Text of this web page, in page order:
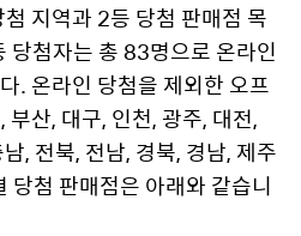
지역과 2등 당첨 판매점 목
첨자는 총 83명으로 온라인
. 온라인 당첨을 제외한 오프
산, 대구, 인천, 광주, 대전,
, 전북, 전남, 경북, 경남, 제주
당첨 판매점은 아래와 같습니